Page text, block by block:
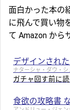
面白かった本の
に飛んで買い物
て Amazon から
デザインされ
ナターシャ・ダウ・
ガチャ回す前に読
食欲の攻略書